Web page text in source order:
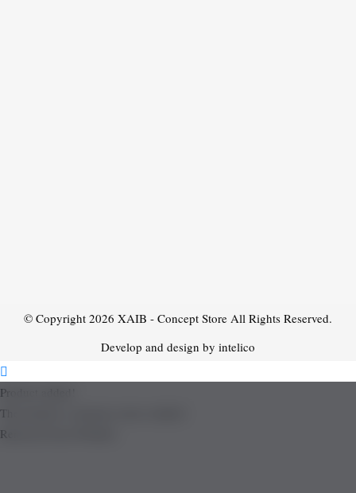
© Copyright 2026 XAIB - Concept Store All Rights Reserved.
Develop and design by intelico
Product added!
The product is already in the wishlist!
Removed from Wishlist